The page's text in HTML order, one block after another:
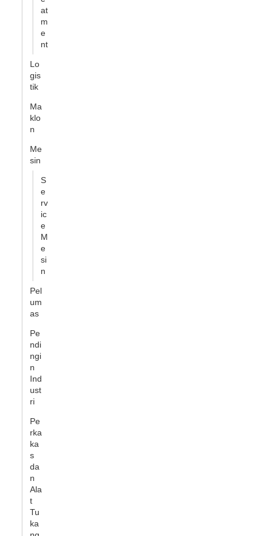
at
m
e
nt
Lo
gis
tik
Ma
klo
n
Me
sin
S
e
rv
ic
e
M
e
si
n
Pel
um
as
Pe
ndi
ngi
n
Ind
ust
ri
Pe
rka
ka
s
da
n
Ala
t
Tu
ka